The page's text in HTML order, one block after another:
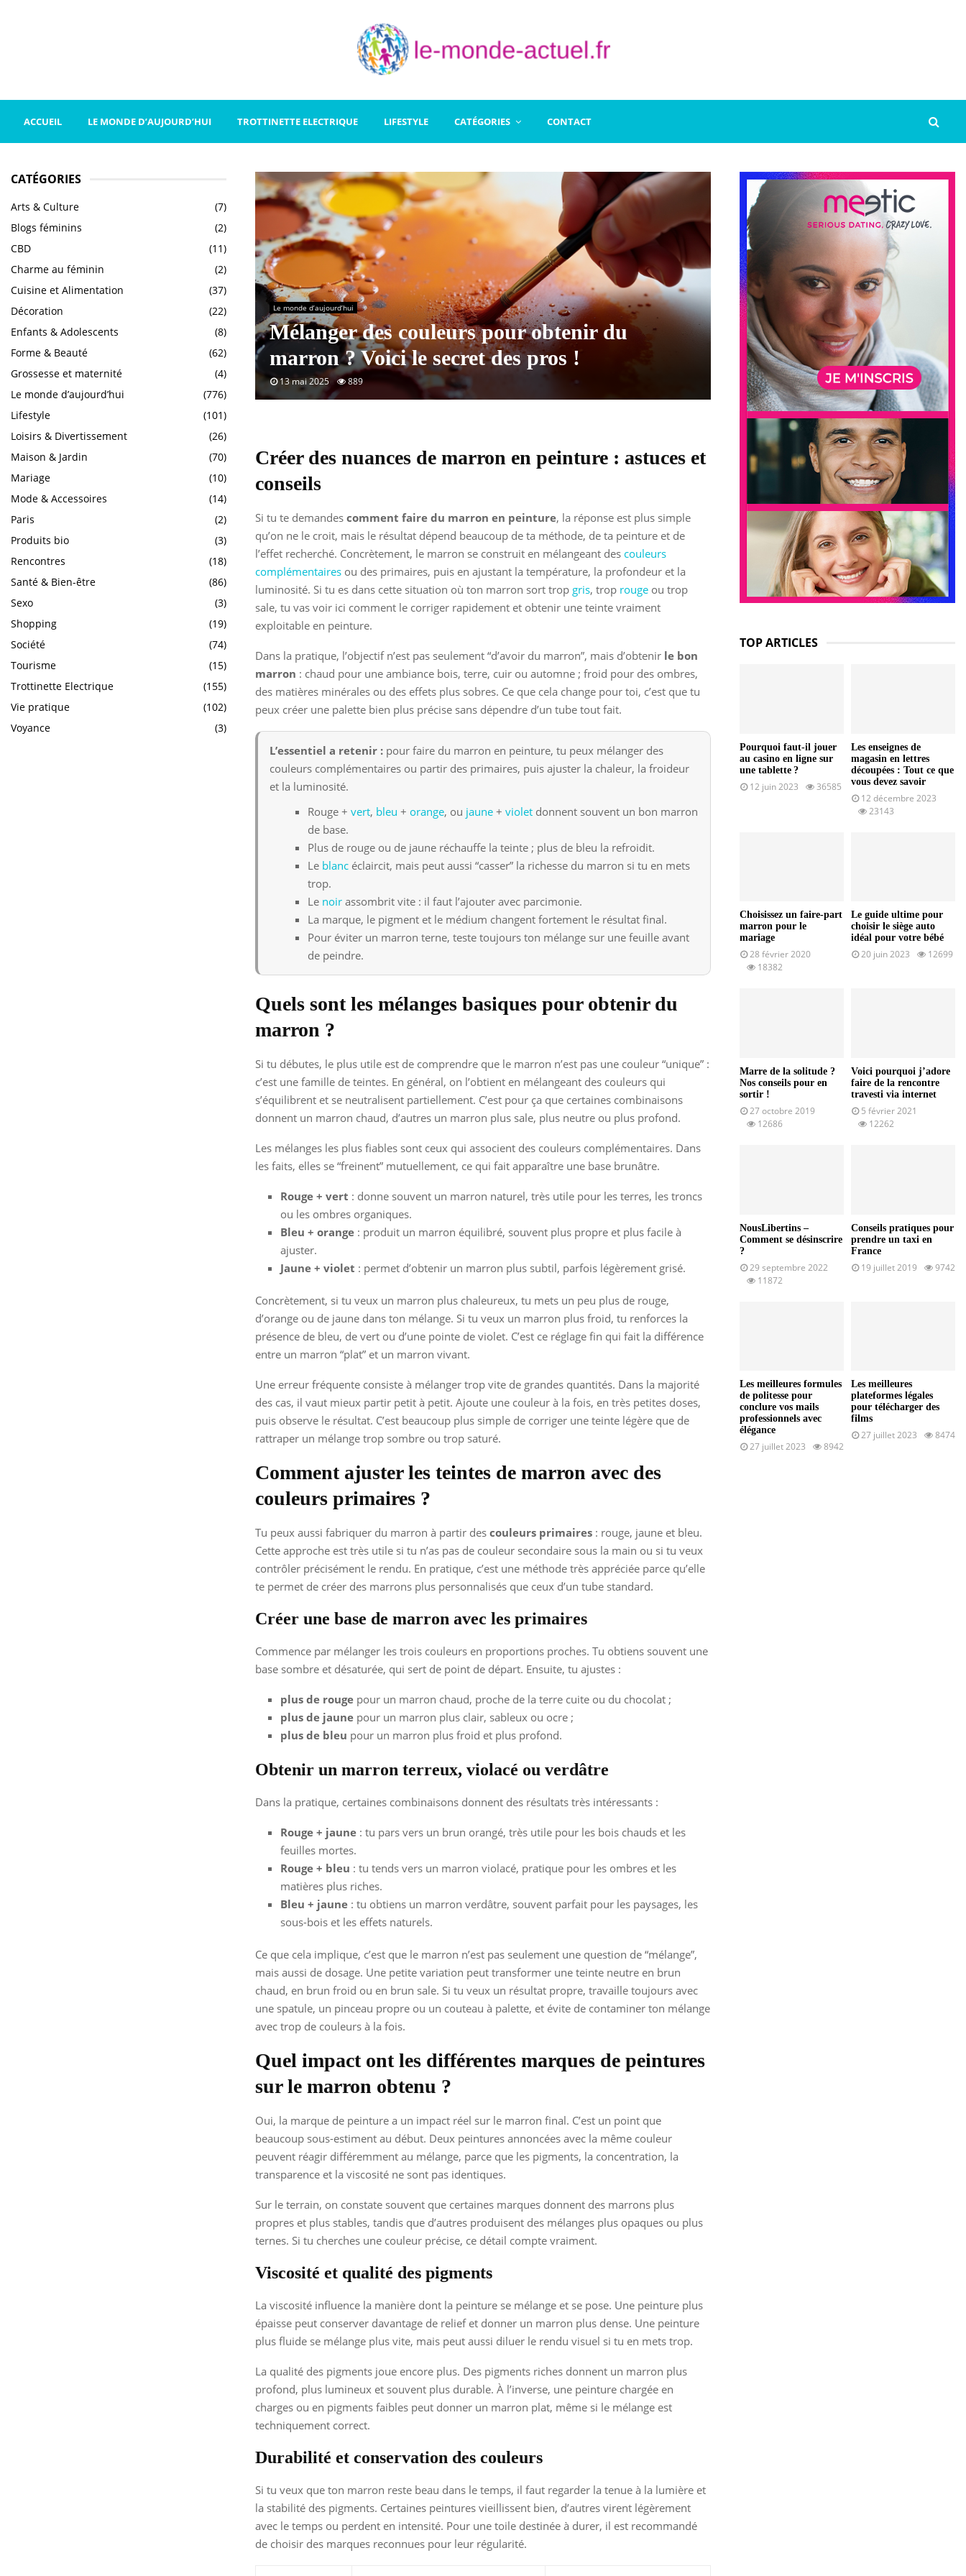
ACCUEIL LE MONDE D’AUJOURD’HUI TROTTINETTE ELECTRIQUE LIFESTYLE CATÉGORIES CONTACT
Le monde d’aujourd’hui
Mélanger des couleurs pour obtenir du
marron ? Voici le secret des pros !
13 mai 2025 889
Créer des nuances de marron en peinture : astuces et
conseils
Si tu te demandes comment faire du marron en peinture, la réponse est plus simple
qu’on ne le croit, mais le résultat dépend beaucoup de ta méthode, de ta peinture et de
l’effet recherché. Concrètement, le marron se construit en mélangeant des couleurs
complémentaires ou des primaires, puis en ajustant la température, la profondeur et la
luminosité. Si tu es dans cette situation où ton marron sort trop gris, trop rouge ou trop
sale, tu vas voir ici comment le corriger rapidement et obtenir une teinte vraiment
exploitable en peinture.
Dans la pratique, l’objectif n’est pas seulement “d’avoir du marron”, mais d’obtenir le bon
marron : chaud pour une ambiance bois, terre, cuir ou automne ; froid pour des ombres,
des matières minérales ou des effets plus sobres. Ce que cela change pour toi, c’est que tu
peux créer une palette bien plus précise sans dépendre d’un tube tout fait.
L’essentiel a retenir : pour faire du marron en peinture, tu peux mélanger des
couleurs complémentaires ou partir des primaires, puis ajuster la chaleur, la froideur
et la luminosité.
Rouge + vert, bleu + orange, ou jaune + violet donnent souvent un bon marron
de base.
Plus de rouge ou de jaune réchauffe la teinte ; plus de bleu la refroidit.
Le blanc éclaircit, mais peut aussi “casser” la richesse du marron si tu en mets
trop.
Le noir assombrit vite : il faut l’ajouter avec parcimonie.
La marque, le pigment et le médium changent fortement le résultat final.
Pour éviter un marron terne, teste toujours ton mélange sur une feuille avant
de peindre.
Quels sont les mélanges basiques pour obtenir du
marron ?
Si tu débutes, le plus utile est de comprendre que le marron n’est pas une couleur “unique” :
c’est une famille de teintes. En général, on l’obtient en mélangeant des couleurs qui
s’équilibrent et se neutralisent partiellement. C’est pour ça que certaines combinaisons
donnent un marron chaud, d’autres un marron plus sale, plus neutre ou plus profond.
Les mélanges les plus fiables sont ceux qui associent des couleurs complémentaires. Dans
les faits, elles se “freinent” mutuellement, ce qui fait apparaître une base brunâtre.
Rouge + vert : donne souvent un marron naturel, très utile pour les terres, les troncs
ou les ombres organiques.
Bleu + orange : produit un marron équilibré, souvent plus propre et plus facile à
ajuster.
Jaune + violet : permet d’obtenir un marron plus subtil, parfois légèrement grisé.
Concrètement, si tu veux un marron plus chaleureux, tu mets un peu plus de rouge,
d’orange ou de jaune dans ton mélange. Si tu veux un marron plus froid, tu renforces la
présence de bleu, de vert ou d’une pointe de violet. C’est ce réglage fin qui fait la différence
entre un marron “plat” et un marron vivant.
Une erreur fréquente consiste à mélanger trop vite de grandes quantités. Dans la majorité
des cas, il vaut mieux partir petit à petit. Ajoute une couleur à la fois, en très petites doses,
puis observe le résultat. C’est beaucoup plus simple de corriger une teinte légère que de
rattraper un mélange trop sombre ou trop saturé.
Comment ajuster les teintes de marron avec des
couleurs primaires ?
Tu peux aussi fabriquer du marron à partir des couleurs primaires : rouge, jaune et bleu.
Cette approche est très utile si tu n’as pas de couleur secondaire sous la main ou si tu veux
contrôler précisément le rendu. En pratique, c’est une méthode très appréciée parce qu’elle
te permet de créer des marrons plus personnalisés que ceux d’un tube standard.
Créer une base de marron avec les primaires
Commence par mélanger les trois couleurs en proportions proches. Tu obtiens souvent une
base sombre et désaturée, qui sert de point de départ. Ensuite, tu ajustes :
plus de rouge pour un marron chaud, proche de la terre cuite ou du chocolat ;
plus de jaune pour un marron plus clair, sableux ou ocre ;
plus de bleu pour un marron plus froid et plus profond.
Obtenir un marron terreux, violacé ou verdâtre
Dans la pratique, certaines combinaisons donnent des résultats très intéressants :
Rouge + jaune : tu pars vers un brun orangé, très utile pour les bois chauds et les
feuilles mortes.
Rouge + bleu : tu tends vers un marron violacé, pratique pour les ombres et les
matières plus riches.
Bleu + jaune : tu obtiens un marron verdâtre, souvent parfait pour les paysages, les
sous-bois et les effets naturels.
Ce que cela implique, c’est que le marron n’est pas seulement une question de “mélange”,
mais aussi de dosage. Une petite variation peut transformer une teinte neutre en brun
chaud, en brun froid ou en brun sale. Si tu veux un résultat propre, travaille toujours avec
une spatule, un pinceau propre ou un couteau à palette, et évite de contaminer ton mélange
avec trop de couleurs à la fois.
Quel impact ont les différentes marques de peintures
sur le marron obtenu ?
Oui, la marque de peinture a un impact réel sur le marron final. C’est un point que
beaucoup sous-estiment au début. Deux peintures annoncées avec la même couleur
peuvent réagir différemment au mélange, parce que les pigments, la concentration, la
transparence et la viscosité ne sont pas identiques.
Sur le terrain, on constate souvent que certaines marques donnent des marrons plus
propres et plus stables, tandis que d’autres produisent des mélanges plus opaques ou plus
ternes. Si tu cherches une couleur précise, ce détail compte vraiment.
Viscosité et qualité des pigments
La viscosité influence la manière dont la peinture se mélange et se pose. Une peinture plus
épaisse peut conserver davantage de relief et donner un marron plus dense. Une peinture
plus fluide se mélange plus vite, mais peut aussi diluer le rendu visuel si tu en mets trop.
La qualité des pigments joue encore plus. Des pigments riches donnent un marron plus
profond, plus lumineux et souvent plus durable. À l’inverse, une peinture chargée en
charges ou en pigments faibles peut donner un marron plat, même si le mélange est
techniquement correct.
Durabilité et conservation des couleurs
Si tu veux que ton marron reste beau dans le temps, il faut regarder la tenue à la lumière et
la stabilité des pigments. Certaines peintures vieillissent bien, d’autres virent légèrement
avec le temps ou perdent en intensité. Pour une toile destinée à durer, il est recommandé
de choisir des marques reconnues pour leur régularité.
CATÉGORIES
Arts & Culture
(7)
Blogs féminins
(2)
CBD
(11)
Charme au féminin
(2)
Cuisine et Alimentation
(37)
Décoration
(22)
Enfants & Adolescents
(8)
Forme & Beauté
(62)
Grossesse et maternité
(4)
Le monde d’aujourd’hui
(776)
Lifestyle
(101)
Loisirs & Divertissement
(26)
Maison & Jardin
(70)
Mariage
(10)
Mode & Accessoires
(14)
Paris
(2)
Produits bio
(3)
Rencontres
(18)
Santé & Bien-être
(86)
Sexo
(3)
Shopping
(19)
Société
(74)
Tourisme
(15)
Trottinette Electrique
(155)
Vie pratique
(102)
Voyance
(3)
TOP ARTICLES
Pourquoi faut-il jouer
au casino en ligne sur
une tablette ?
12 juin 2023 36585
Les enseignes de
magasin en lettres
découpées : Tout ce que
vous devez savoir
12 décembre 2023
23143
Choisissez un faire-part
marron pour le
mariage
28 février 2020
18382
Le guide ultime pour
choisir le siège auto
idéal pour votre bébé
20 juin 2023 12699
Marre de la solitude ?
Nos conseils pour en
sortir !
27 octobre 2019
12686
Voici pourquoi j’adore
faire de la rencontre
travesti via internet
5 février 2021
12262
NousLibertins –
Comment se désinscrire
?
29 septembre 2022
11872
Conseils pratiques pour
prendre un taxi en
France
19 juillet 2019 9742
Les meilleures formules
de politesse pour
conclure vos mails
professionnels avec
élégance
27 juillet 2023 8942
Les meilleures
plateformes légales
pour télécharger des
films
27 juillet 2023 8474